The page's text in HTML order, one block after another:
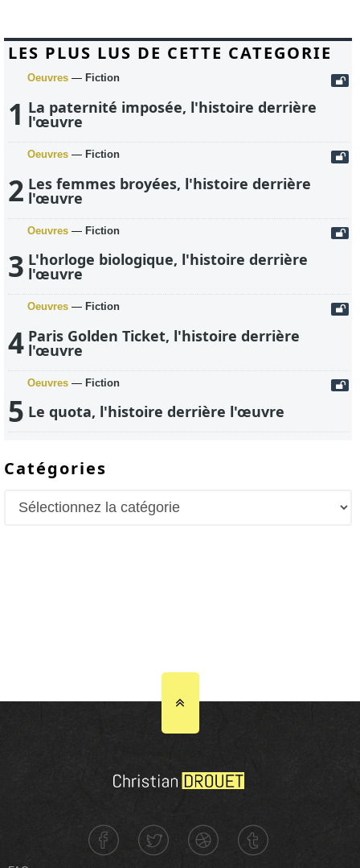
LES PLUS LUS DE CETTE CATEGORIE
Oeuvres — Fiction
1 La paternité imposée, l'histoire derrière
l'œuvre
Oeuvres — Fiction
2 Les femmes broyées, l'histoire derrière
l'œuvre
Oeuvres — Fiction
3 L'horloge biologique, l'histoire derrière
l'œuvre
Oeuvres — Fiction
4 Paris Golden Ticket, l'histoire derrière
l'œuvre
Oeuvres — Fiction
5 Le quota, l'histoire derrière l'œuvre
Catégories